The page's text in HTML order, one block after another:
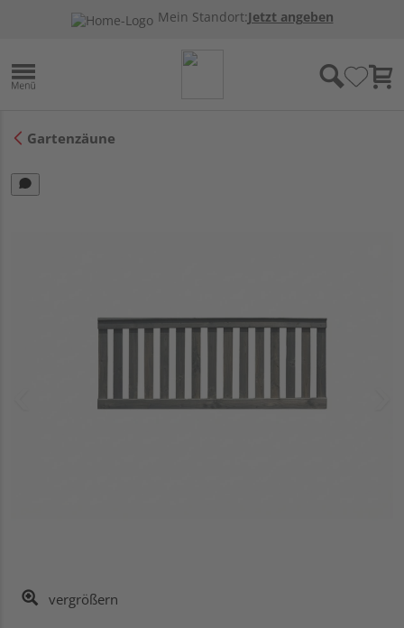
Mein Standort:Jetzt angeben
Gartenzäune
vergrößern